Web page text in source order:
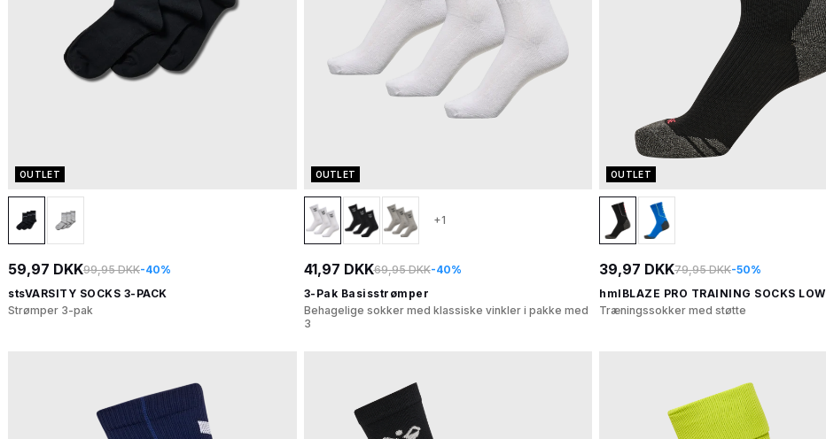
OUTLET
59,97 DKK99,95 DKK-40%
stsVARSITY SOCKS 3-PACK
Strømper 3-pak
OUTLET
+1
41,97 DKK69,95 DKK-40%
3-Pak Basisstrømper
Behagelige sokker med klassiske vinkler i pakke med
3
OUTLET
39,97 DKK79,95 DKK-50%
hmlBLAZE PRO TRAINING SOCKS LOW
Træningssokker med støtte